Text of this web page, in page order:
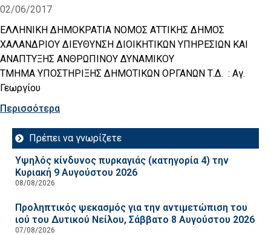
02/06/2017
ΕΛΛΗΝΙΚΗ ΔΗΜΟΚΡΑΤΙΑ ΝΟΜΟΣ ΑΤΤΙΚΗΣ ΔΗΜΟΣ
ΧΑΛΑΝΔΡΙΟΥ ΔΙΕΥΘΥΝΣΗ ΔΙΟΙΚΗΤΙΚΩΝ ΥΠΗΡΕΣΙΩΝ ΚΑΙ
ΑΝΑΠΤΥΞΗΣ ΑΝΘΡΩΠΙΝΟΥ ΔΥΝΑΜΙΚΟΥ
ΤΜΗΜΑ ΥΠΟΣΤΗΡΙΞΗΣ ΔΗΜΟΤΙΚΩΝ ΟΡΓΑΝΩΝ Τ.Δ. : Αγ.
Γεωργίου
Περισσότερα
Πρέπει να γνωρίζετε
Υψηλός κίνδυνος πυρκαγιάς (κατηγορία 4) την
Κυριακή 9 Αυγούστου 2026
08/08/2026
Προληπτικός ψεκασμός για την αντιμετώπιση του
ιού του Δυτικού Νείλου, Σάββατο 8 Αυγούστου 2026
07/08/2026